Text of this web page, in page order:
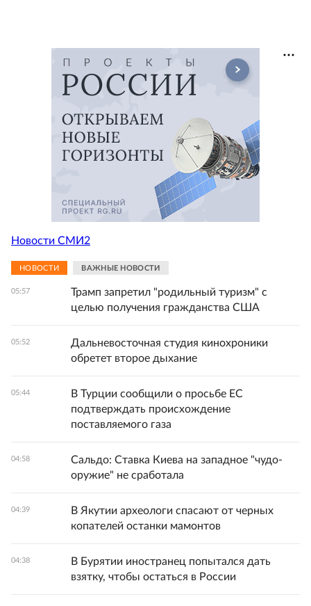
Новости СМИ2
НОВОСТИ ВАЖНЫЕ НОВОСТИ
05:57
Трамп запретил "родильный туризм" с
целью получения гражданства США
05:52
Дальневосточная студия кинохроники
обретет второе дыхание
05:44
В Турции сообщили о просьбе ЕС
подтверждать происхождение
поставляемого газа
04:58
Сальдо: Ставка Киева на западное "чудо-
оружие" не сработала
04:39
В Якутии археологи спасают от черных
копателей останки мамонтов
04:38
В Бурятии иностранец попытался дать
взятку, чтобы остаться в России